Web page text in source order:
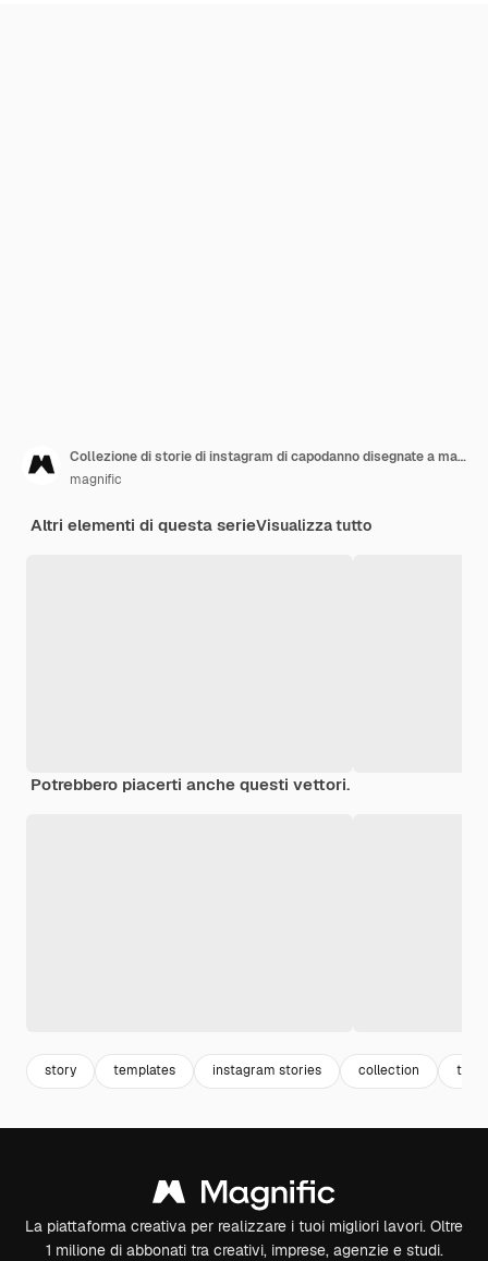
Collezione di storie di instagram di capodanno disegnate a mano
magnific
Altri elementi di questa serieVisualizza tutto
Potrebbero piacerti anche questi vettori.
story templates instagram stories collection
La piattaforma creativa per realizzare i tuoi migliori lavori. Oltre
1 milione di abbonati tra creativi, imprese, agenzie e studi.